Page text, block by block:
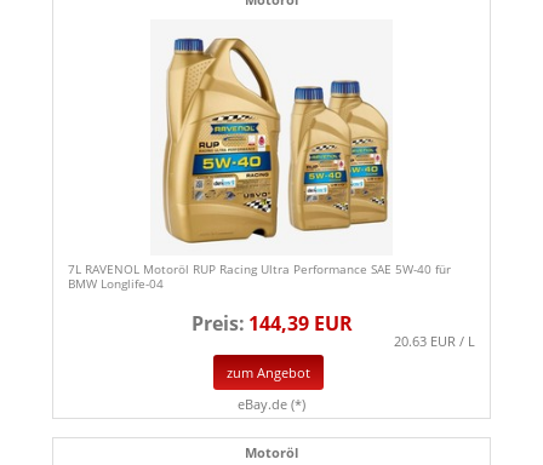
7L RAVENOL Motoröl RUP Racing Ultra Performance SAE 5W-40 für
BMW Longlife-04
Preis: 144,39 EUR
20.63 EUR / L
zum Angebot
eBay.de (*)
Motoröl